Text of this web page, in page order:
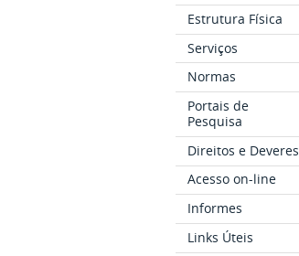
Estrutura Física
Serviços
Normas
Portais de
Pesquisa
Direitos e Deveres
Acesso on-line
Informes
Links Úteis